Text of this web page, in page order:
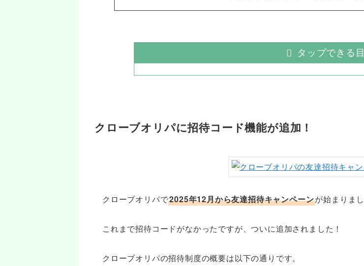
タップできる
クローブオリパに招待コード機能が追加！
クローブオリパで2025年12月から友達招待キャンペーンが始まりまし
これまで招待コードがなかったですが、ついに追加されました！
クローブオリパの招待制度の概要は以下の通りです。